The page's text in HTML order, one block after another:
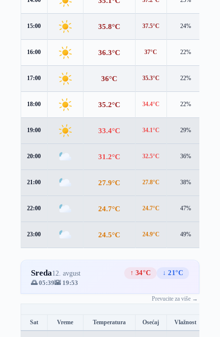
15:00 35.8°C 37.5°C 24%
16:00 36.3°C 37°C 22%
17:00 36°C 35.3°C 22%
18:00 35.2°C 34.4°C 22%
19:00 33.4°C 34.1°C 29%
20:00 31.2°C 32.5°C 36%
21:00 27.9°C 27.8°C 38%
22:00 24.7°C 24.7°C 47%
23:00 24.5°C 24.9°C 49%
Sreda12. avgust ↑ 34°C
↓ 21°C
🌅 05:39🌇 19:53
Prevucite za više →
Sat Vreme Temperatura Osećaj Vlažnost